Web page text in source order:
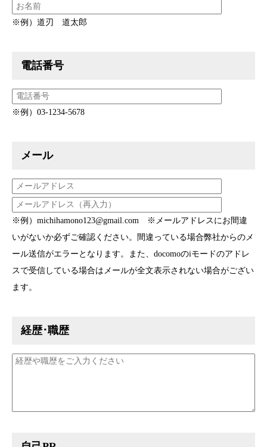
※例）道刃 道太郎
電話番号
※例）03-1234-5678
メール
※例）michihamono123@gmail.com ※メールアドレスにお間違
いがないか必ずご確認ください。間違っている場合弊社からのメ
ール送信がエラーとなります。また、docomoのiモードのアドレ
スで受信している場合はメールが全文表示されない場合がござい
ます。
経歴･職歴